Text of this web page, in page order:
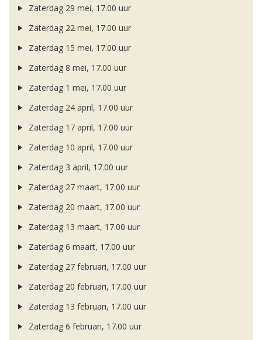
Zaterdag 29 mei, 17.00 uur
Zaterdag 22 mei, 17.00 uur
Zaterdag 15 mei, 17.00 uur
Zaterdag 8 mei, 17.00 uur
Zaterdag 1 mei, 17.00 uur
Zaterdag 24 april, 17.00 uur
Zaterdag 17 april, 17.00 uur
Zaterdag 10 april, 17.00 uur
Zaterdag 3 april, 17.00 uur
Zaterdag 27 maart, 17.00 uur
Zaterdag 20 maart, 17.00 uur
Zaterdag 13 maart, 17.00 uur
Zaterdag 6 maart, 17.00 uur
Zaterdag 27 februari, 17.00 uur
Zaterdag 20 februari, 17.00 uur
Zaterdag 13 februari, 17.00 uur
Zaterdag 6 februari, 17.00 uur